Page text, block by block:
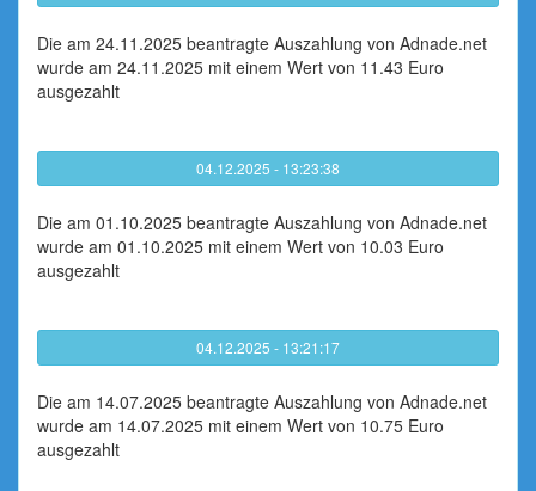
Die am 24.11.2025 beantragte Auszahlung von Adnade.net
wurde am 24.11.2025 mit einem Wert von 11.43 Euro
ausgezahlt
04.12.2025 - 13:23:38
Die am 01.10.2025 beantragte Auszahlung von Adnade.net
wurde am 01.10.2025 mit einem Wert von 10.03 Euro
ausgezahlt
04.12.2025 - 13:21:17
Die am 14.07.2025 beantragte Auszahlung von Adnade.net
wurde am 14.07.2025 mit einem Wert von 10.75 Euro
ausgezahlt